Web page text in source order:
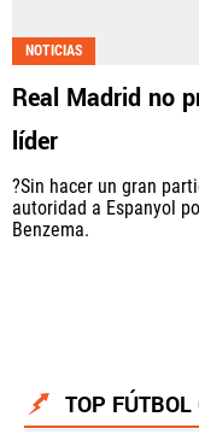
NOTICIAS
Real Madrid no
líder
?Sin hacer un gran
autoridad a Espanyol
Benzema.
TOP